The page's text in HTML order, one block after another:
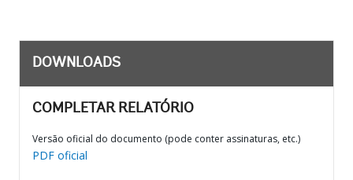
DOWNLOADS
COMPLETAR RELATÓRIO
Versão oficial do documento (pode conter assinaturas, etc.)
PDF oficial